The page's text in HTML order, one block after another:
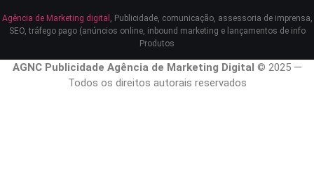
Agência de Marketing digital , Publicidade, comunicação, assessoria de imprensa,
SEO, tráfego pago (anúncios online, inbound marketing e lançamentos de info
Produtos
AGNC Publicidade Agência de Marketing Digital © 2025 —
Todos os direitos autorais reservados